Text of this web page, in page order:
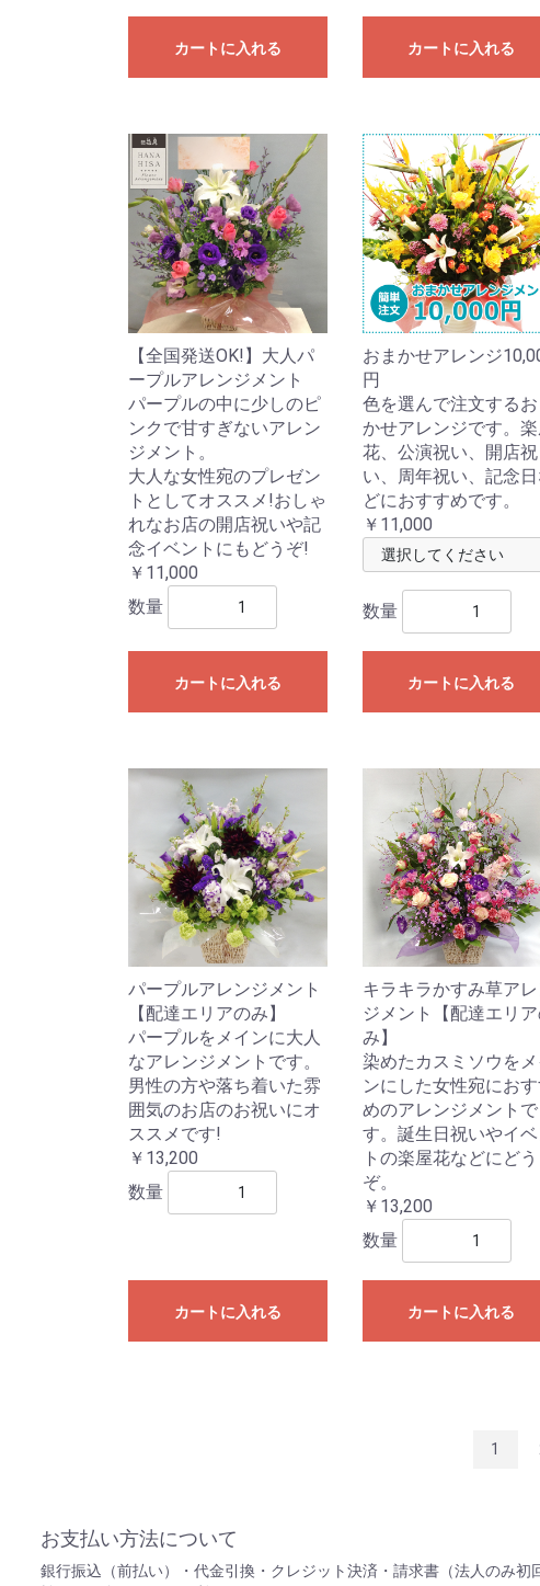
カートに入れる カートに入れる
【全国発送OK!】大人パ
ープルアレンジメント
パープルの中に少しのピ
ンクで甘すぎないアレン
ジメント。
大人な女性宛のプレゼン
トとしてオススメ!おしゃ
れなお店の開店祝いや記
念イベントにもどうぞ!
￥11,000
数量
カートに入れる
おまかせアレンジ
円
色を選んで注文するお
かせアレンジです。
花、公演祝い、開店祝
い、周年祝い、記念
どにおすすめです。
￥11,000
数量
カートに入れる
パープルアレンジメント
【配達エリアのみ】
パープルをメインに大人
なアレンジメントです。
男性の方や落ち着いた雰
囲気のお店のお祝いにオ
ススメです!
￥13,200
数量
カートに入れる
キラキラかすみ草ア
ジメント【配達エリ
み】
染めたカスミソウをメ
ンにした女性宛にお
めのアレンジメントで
す。誕生日祝いやイ
トの楽屋花などにどう
ぞ。
￥13,200
数量
カートに入れる
1
お支払い方法について
銀行振込（前払い）・代金引換・クレジット決済・請求書（法人のみ初